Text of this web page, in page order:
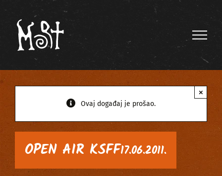
content
Ovaj događaj je prošao.
×
OPEN AIR KSFF17.06.2011.